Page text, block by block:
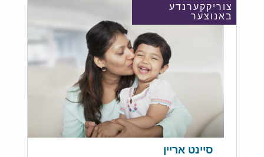
צוריקקערנדע
באנוצער
סיינט אריין